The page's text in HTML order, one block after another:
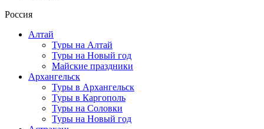
Россия
Алтай
Туры на Алтай
Туры на Новый год
Майские праздники
Архангельск
Туры в Архангельск
Туры в Каргополь
Туры на Соловки
Туры на Новый год